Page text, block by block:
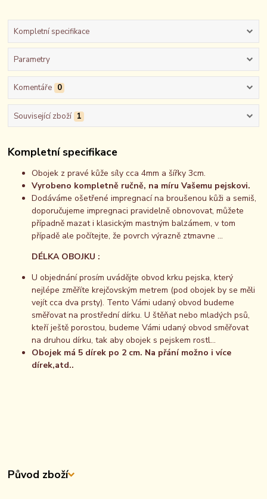
Kompletní specifikace
Parametry
Komentáře 0
Související zboží 1
Kompletní specifikace
Obojek z pravé kůže síly cca 4mm a šířky 3cm.
Vyrobeno kompletně ručně, na míru Vašemu pejskovi.
Dodáváme ošetřené impregnací na broušenou kůži a semiš,
doporučujeme impregnaci pravidelně obnovovat, můžete
případně mazat i klasickým mastným balzámem, v tom
případě ale počítejte, že povrch výrazně ztmavne ...
DÉLKA OBOJKU :
U objednání prosím uvádějte obvod krku pejska, který
nejlépe změříte krejčovským metrem (pod obojek by se měli
vejít cca dva prsty). Tento Vámi udaný obvod budeme
směřovat na prostřední dírku. U štěňat nebo mladých psů,
kteří ještě porostou, budeme Vámi udaný obvod směřovat
na druhou dírku, tak aby obojek s pejskem rostl...
Obojek má 5 dírek po 2 cm. Na přání možno i více
dírek,atd..
Původ zboží